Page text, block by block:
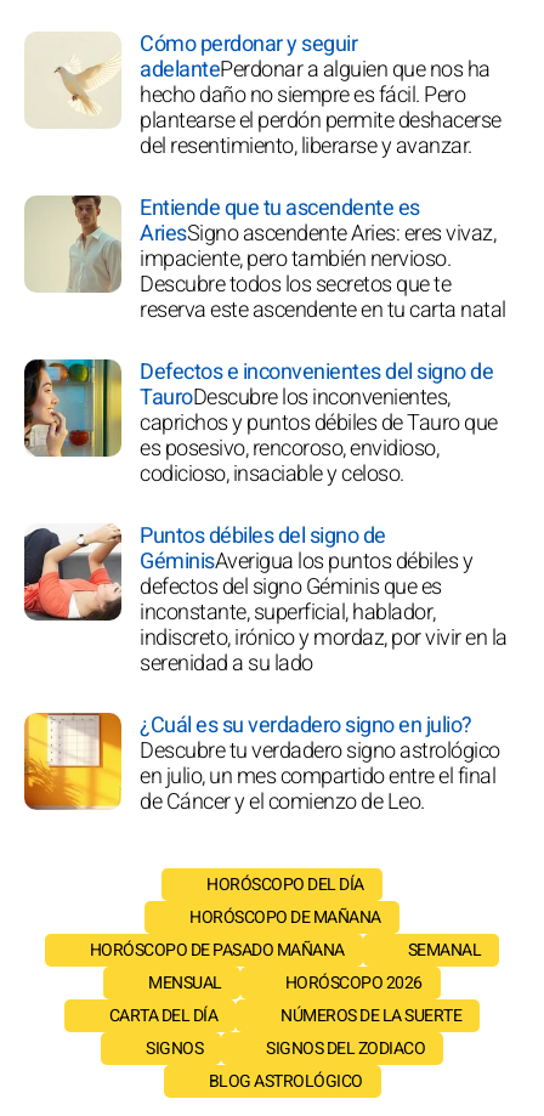
Cómo perdonar y seguir
adelantePerdonar a alguien que nos ha
hecho daño no siempre es fácil. Pero
plantearse el perdón permite deshacerse
del resentimiento, liberarse y avanzar.
Entiende que tu ascendente es
AriesSigno ascendente Aries: eres vivaz,
impaciente, pero también nervioso.
Descubre todos los secretos que te
reserva este ascendente en tu carta natal
Defectos e inconvenientes del signo de
TauroDescubre los inconvenientes,
caprichos y puntos débiles de Tauro que
es posesivo, rencoroso, envidioso,
codicioso, insaciable y celoso.
Puntos débiles del signo de
GéminisAverigua los puntos débiles y
defectos del signo Géminis que es
inconstante, superficial, hablador,
indiscreto, irónico y mordaz, por vivir en la
serenidad a su lado
¿Cuál es su verdadero signo en julio?
Descubre tu verdadero signo astrológico
en julio, un mes compartido entre el final
de Cáncer y el comienzo de Leo.
HORÓSCOPO DEL DÍA
HORÓSCOPO DE MAÑANA
HORÓSCOPO DE PASADO MAÑANA
SEMANAL
MENSUAL
HORÓSCOPO 2026
CARTA DEL DÍA
NÚMEROS DE LA SUERTE
SIGNOS
SIGNOS DEL ZODIACO
BLOG ASTROLÓGICO